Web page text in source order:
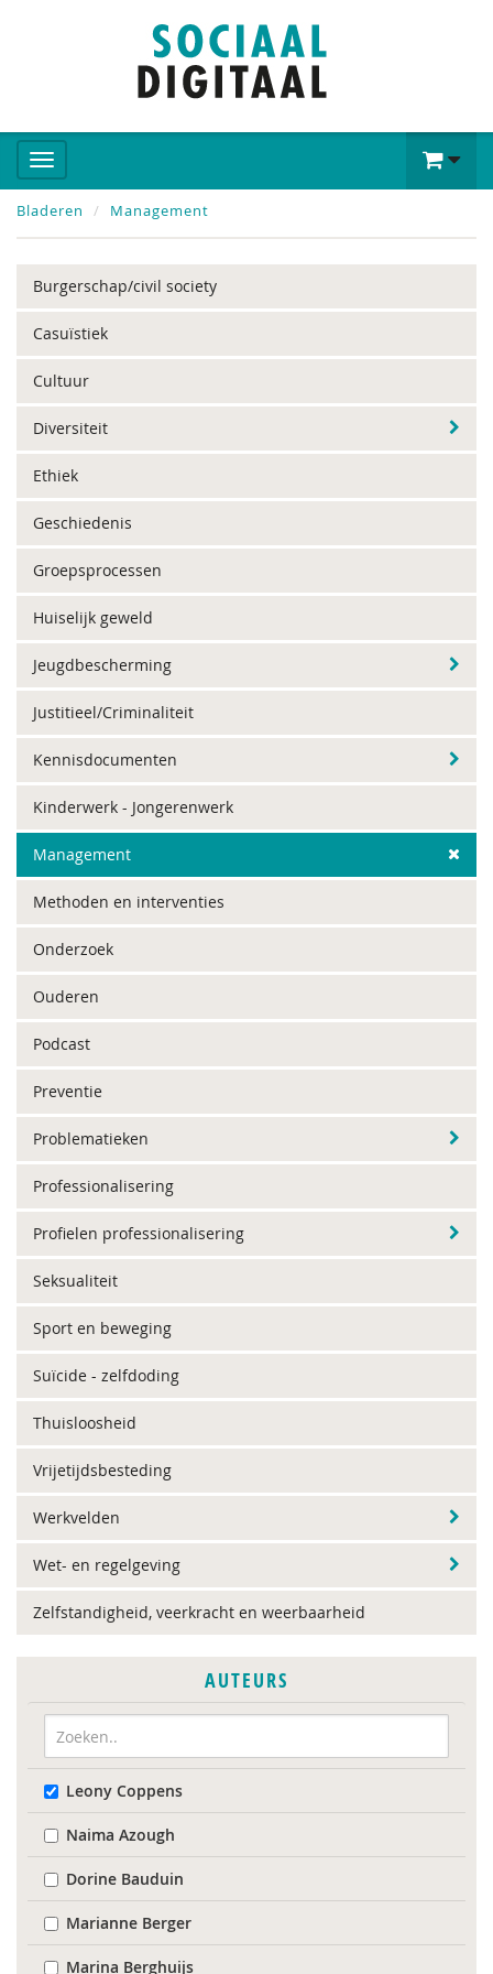
Bladeren Management
Burgerschap/civil society
Casuïstiek
Cultuur
Diversiteit
Ethiek
Geschiedenis
Groepsprocessen
Huiselijk geweld
Jeugdbescherming
Justitieel/Criminaliteit
Kennisdocumenten
Kinderwerk - Jongerenwerk
Management
Methoden en interventies
Onderzoek
Ouderen
Podcast
Preventie
Problematieken
Professionalisering
Profielen professionalisering
Seksualiteit
Sport en beweging
Suïcide - zelfdoding
Thuisloosheid
Vrijetijdsbesteding
Werkvelden
Wet- en regelgeving
Zelfstandigheid, veerkracht en weerbaarheid
AUTEURS
Leony Coppens
Naima Azough
Dorine Bauduin
Marianne Berger
Marina Berghuijs